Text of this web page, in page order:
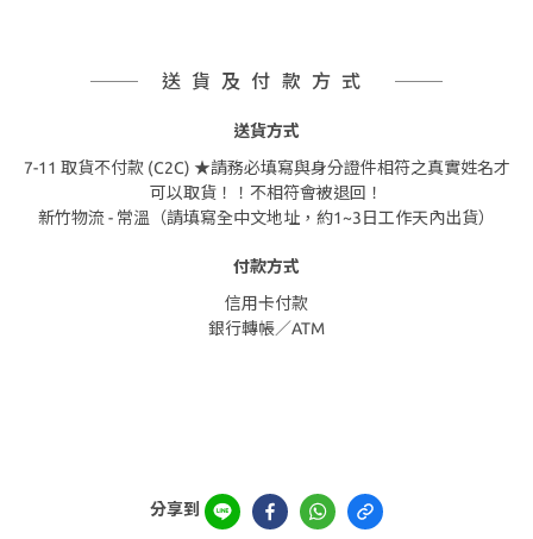
送貨及付款方式
送貨方式
7-11 取貨不付款 (C2C) ★請務必填寫與身分證件相符之真實姓名才
可以取貨！！不相符會被退回！
新竹物流 - 常溫（請填寫全中文地址，約1~3日工作天內出貨）
付款方式
信用卡付款
銀行轉帳／ATM
分享到